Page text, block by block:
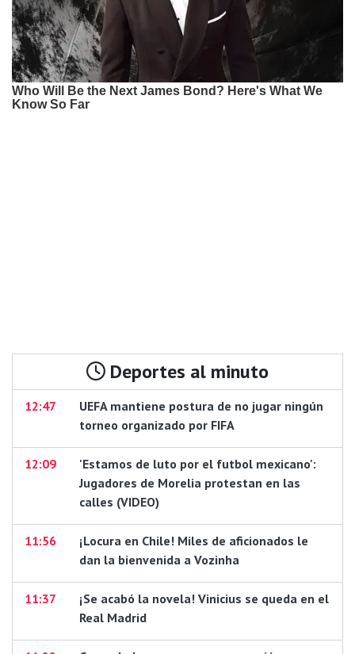
Deportes al minuto
12:47
UEFA mantiene postura de no jugar ningún
torneo organizado por FIFA
12:09
'Estamos de luto por el futbol mexicano':
Jugadores de Morelia protestan en las
calles (VIDEO)
11:56
¡Locura en Chile! Miles de aficionados le
dan la bienvenida a Vozinha
11:37
¡Se acabó la novela! Vinicius se queda en el
Real Madrid